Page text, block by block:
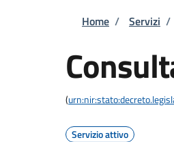
Home / Servizi /
(
Servizio attivo